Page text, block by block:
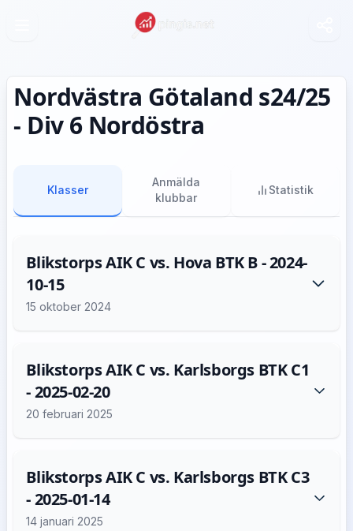
Nordvästra Götaland s24/25
- Div 6 Nordöstra
Klasser
Anmälda
klubbar
Statistik
Blikstorps AIK C vs. Hova BTK B - 2024-
10-15
15 oktober 2024
Blikstorps AIK C vs. Karlsborgs BTK C1
- 2025-02-20
20 februari 2025
Blikstorps AIK C vs. Karlsborgs BTK C3
- 2025-01-14
14 januari 2025